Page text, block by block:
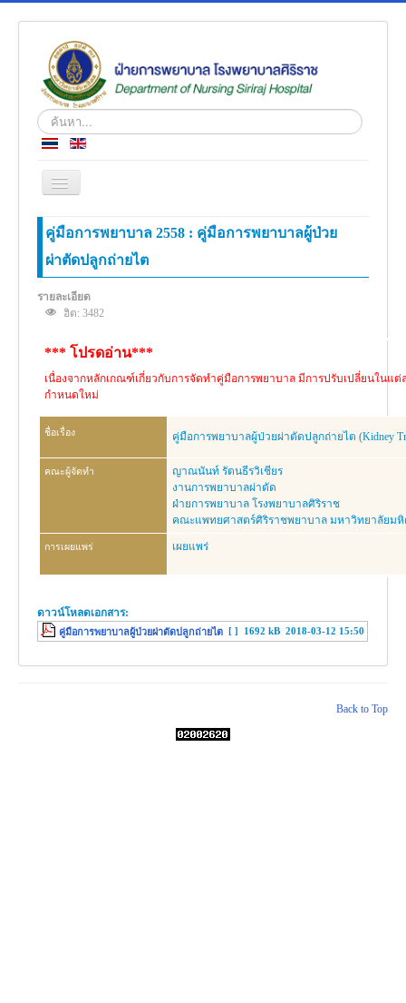
ค้นหา...
สลับ
เก
ชั่น
หน้าแรก
ข่าว
เกี่ยวกับเรา
โครงสร้างองค์กร
ความรู้สู่ประชาชน
ตำราวิชาการ
งานวิเคราะห์/สังเคราะห์
นวัตกรรม
คำถาม/ร้องเรียน
คู่มือการพยาบาล 2558 : คู่มือการพยาบาลผู้ป่วย
ผ่าตัดปลูกถ่ายไต
รายละเอียด
ฮิต: 3482
*** โปรดอ่าน***
เนื่องจากหลักเกณฑ์เกี่ยวกับการจัดทำคู่มือการพยาบาล มีการปรับเปลี่ยนใน
กำหนดใหม่
ชื่อเรื่อง คู่มือการพยาบาลผู้ป่วยผ่าตัดปลูกถ่ายไต (Kidney
คณะผู้จัดทำ
ญาณนันท์ รัตนธีรวิเชียร
งานการพยาบาลผ่าตัด
ฝ่ายการพยาบาล โรงพยาบาลศิริราช
คณะแพทยศาสตร์ศิริราชพยาบาล มหาวิทยาลัยม
การเผยแพร่ เผยแพร่
ดาวน์โหลดเอกสาร:
คู่มือการพยาบาลผู้ป่วยผ่าตัดปลูกถ่ายไต [ ] 1692 kB 2018-03-12 15:50
Back to Top